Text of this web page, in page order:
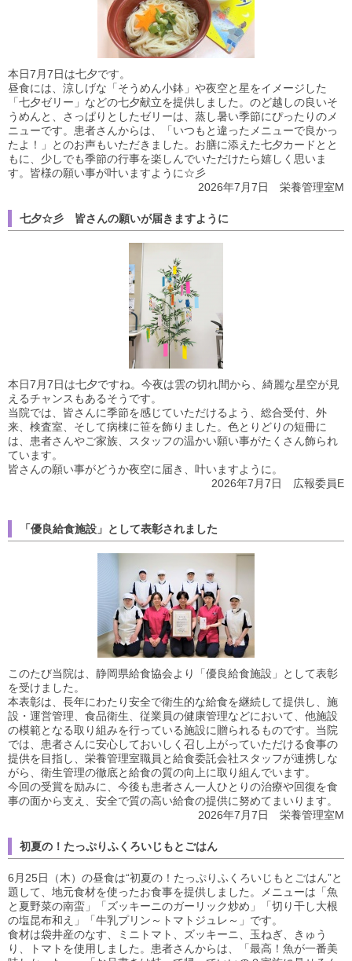
本日7月7日は七夕です。
昼食には、涼しげな「そうめん小鉢」や夜空と星をイメージした
「七夕ゼリー」などの七夕献立を提供しました。のど越しの良いそ
うめんと、さっぱりとしたゼリーは、蒸し暑い季節にぴったりのメ
ニューです。患者さんからは、「いつもと違ったメニューで良かっ
たよ！」とのお声もいただきました。お膳に添えた七夕カードとと
もに、少しでも季節の行事を楽しんでいただけたら嬉しく思いま
す。皆様の願い事が叶いますように☆彡
2026年7月7日 栄養管理室M
七夕☆彡 皆さんの願いが届きますように
本日7月7日は七夕ですね。今夜は雲の切れ間から、綺麗な星空が見
えるチャンスもあるそうです。
当院では、皆さんに季節を感じていただけるよう、総合受付、外
来、検査室、そして病棟に笹を飾りました。色とりどりの短冊に
は、患者さんやご家族、スタッフの温かい願い事がたくさん飾られ
ています。
皆さんの願い事がどうか夜空に届き、叶いますように。
2026年7月7日 広報委員E
「優良給食施設」として表彰されました
このたび当院は、静岡県給食協会より「優良給食施設」として表彰
を受けました。
本表彰は、長年にわたり安全で衛生的な給食を継続して提供し、施
設・運営管理、食品衛生、従業員の健康管理などにおいて、他施設
の模範となる取り組みを行っている施設に贈られるものです。当院
では、患者さんに安心しておいしく召し上がっていただける食事の
提供を目指し、栄養管理室職員と給食委託会社スタッフが連携しな
がら、衛生管理の徹底と給食の質の向上に取り組んでいます。
今回の受賞を励みに、今後も患者さん一人ひとりの治療や回復を食
事の面から支え、安全で質の高い給食の提供に努めてまいります。
2026年7月7日 栄養管理室M
初夏の！たっぷりふくろいじもとごはん
6月25日（木）の昼食は“初夏の！たっぷりふくろいじもとごはん”と
題して、地元食材を使ったお食事を提供しました。メニューは「魚
と夏野菜の南蛮」「ズッキーニのガーリック炒め」「切り干し大根
の塩昆布和え」「牛乳プリン～トマトジュレ～」です。
食材は袋井産のなす、ミニトマト、ズッキーニ、玉ねぎ、きゅう
り、トマトを使用しました。患者さんからは、「最高！魚が一番美